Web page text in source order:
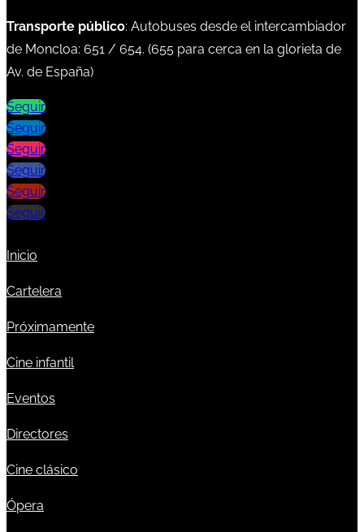
Transporte público: Autobuses desde el intercambiador
de Moncloa: 651 / 654. (655 para cerca en la glorieta de
Av. de España)
Seguir
Seguir
Seguir
Seguir
Seguir
Seguir
Inicio
Cartelera
Próximamente
Cine infantil
Eventos
Directores
Cine clásico
Ópera